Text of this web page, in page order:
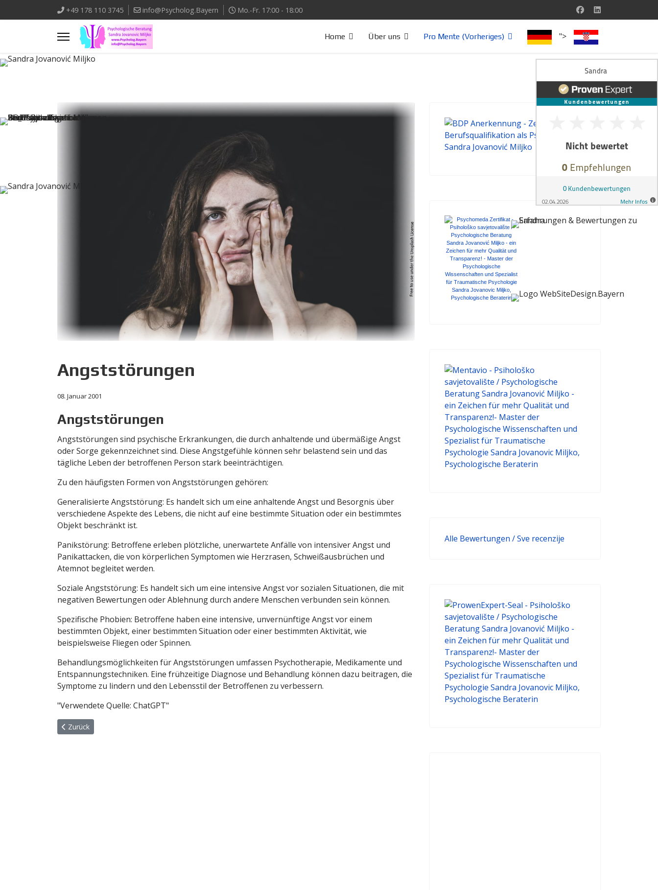
+49 178 110 3745 info@Psycholog.Bayern Mo.-Fr. 17:00 - 18:00
Home Über uns Pro Mente (Vorheriges) ">
Angststörungen
08. Januar 2001
Angststörungen
Angststörungen sind psychische Erkrankungen, die durch anhaltende und übermäßige Angst
oder Sorge gekennzeichnet sind. Diese Angstgefühle können sehr belastend sein und das
tägliche Leben der betroffenen Person stark beeinträchtigen.
Zu den häufigsten Formen von Angststörungen gehören:
Generalisierte Angststörung: Es handelt sich um eine anhaltende Angst und Besorgnis über
verschiedene Aspekte des Lebens, die nicht auf eine bestimmte Situation oder ein bestimmtes
Objekt beschränkt ist.
Panikstörung: Betroffene erleben plötzliche, unerwartete Anfälle von intensiver Angst und
Panikattacken, die von körperlichen Symptomen wie Herzrasen, Schweißausbrüchen und
Atemnot begleitet werden.
Soziale Angststörung: Es handelt sich um eine intensive Angst vor sozialen Situationen, die mit
negativen Bewertungen oder Ablehnung durch andere Menschen verbunden sein können.
Spezifische Phobien: Betroffene haben eine intensive, unvernünftige Angst vor einem
bestimmten Objekt, einer bestimmten Situation oder einer bestimmten Aktivität, wie
beispielsweise Fliegen oder Spinnen.
Behandlungsmöglichkeiten für Angststörungen umfassen Psychotherapie, Medikamente und
Entspannungstechniken. Eine frühzeitige Diagnose und Behandlung können dazu beitragen, die
Symptome zu lindern und den Lebensstil der Betroffenen zu verbessern.
"Verwendete Quelle: ChatGPT"
Vorheriger Beitrag: Fobija
Zurück
Alle Bewertungen / Sve recenzije